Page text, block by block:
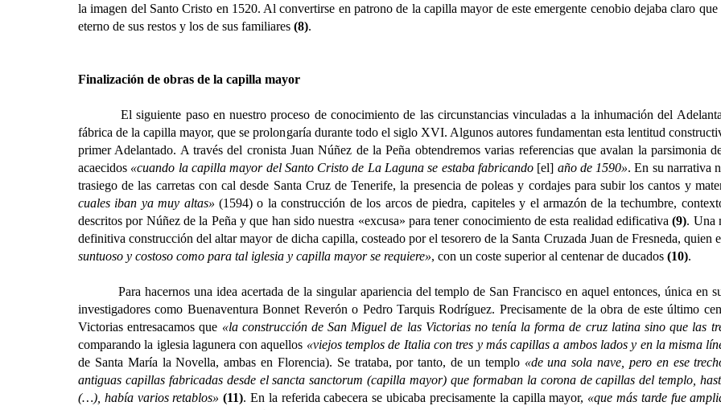
la imagen del Santo Cristo en 1520. Al convertirse en patrono de la capilla mayor de este emergente cenobio dejaba claro
eterno de sus restos y los de sus familiares (8).
Finalización de obras de la capilla mayor
El siguiente paso en nuestro proceso de conocimiento de las circunstancias vinculadas a la inhumación del
fábrica de la capilla mayor, que se prolongaría durante todo el siglo XVI. Algunos autores fundamentan esta lentitud
primer Adelantado. A través del cronista Juan Núñez de la Peña obtendremos varias referencias que avalan la parsimonia
acaecidos «cuando la capilla mayor del Santo Cristo de La Laguna se estaba fabricando [el] año de 1590». En su narrativa
trasiego de las carretas con cal desde Santa Cruz de Tenerife, la presencia de poleas y cordajes para subir los cantos y
cuales iban ya muy altas» (1594) o la construcción de los arcos de piedra, capiteles y el armazón de la techumbre,
descritos por Núñez de la Peña y que han sido nuestra «excusa» para tener conocimiento de esta realidad edificativa(9). Una
definitiva construcción del altar mayor de dicha capilla, costeado por el tesorero de la Santa Cruzada Juan de Fresneda, quien
suntuoso y costoso como para tal iglesia y capilla mayor se requiere», con un coste superior al centenar de ducados (10).
Para hacernos una idea acertada de la singular apariencia del templo de San Francisco en aquel entonces, única en
investigadores como Buenaventura Bonnet Reverón o Pedro Tarquis Rodríguez. Precisamente de la obra de este último
Victorias entresacamos que «la construcción de San Miguel de las Victorias no tenía la forma de cruz latina sino que las
comparando la iglesia lagunera con aquellos «viejos templos de Italia con tres y más capillas a ambos lados y en la misma
de Santa María la Novella, ambas en Florencia). Se trataba, por tanto, de un templo «de una sola nave, pero en ese
antiguas capillas fabricadas desde el sancta sanctorum (capilla mayor) que formaban la corona de capillas del templo,
(…), había varios retablos» (11). En la referida cabecera se ubicaba precisamente la capilla mayor, «que más tarde fue